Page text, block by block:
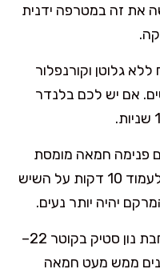
את זה במטרפה ידנית
גלוטן וקורנפלור
אם יש לכם בלנדר
פנימה חמאה מומסת
וגרידת לימון. נותנים לבלילה לעמוד 10 דקות על השיש
יהיה יותר נעים.
מחממים מחבת נון סטיק בקוטר 22–
ממש מעט חמאה